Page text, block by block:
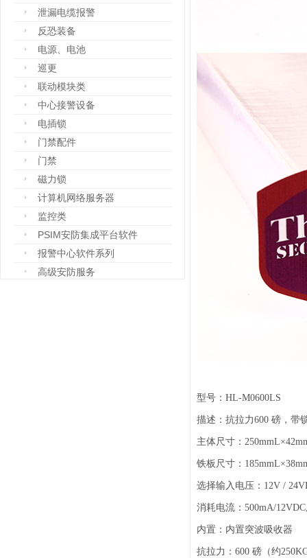
泄漏电缆报警
反恐装备
电源、电池
巡更
联动模块类
中心接警设备
电插锁
门禁配件
门禁
磁力锁
计算机网络服务器
监控类
PSIM安防集成平台软件
报警中心软件系列
高级安防服务
型号：HL-M0600LS
描述：抗拉力600 磅，带
主体尺寸：
铁板尺寸：
选择输入电压：12V /
消耗电流：500mA/
内置：内置突波吸收器
抗拉力：600 磅（约